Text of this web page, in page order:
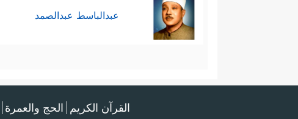
عبدالباسط عبدالصمد
القرآن الكريم الحج والعمرة